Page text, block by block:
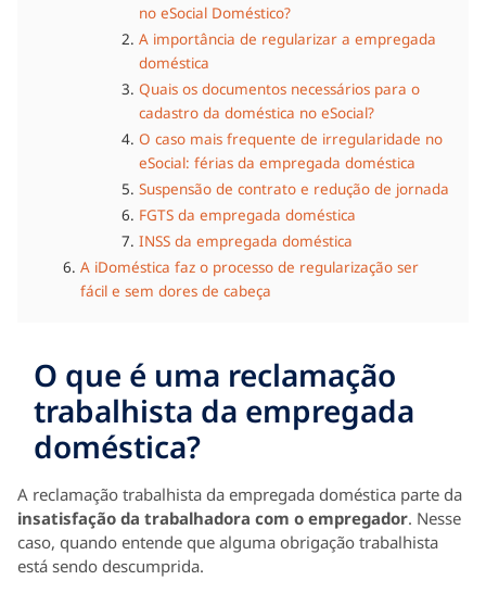
no eSocial Doméstico?
A importância de regularizar a empregada
doméstica
Quais os documentos necessários para o
cadastro da doméstica no eSocial?
O caso mais frequente de irregularidade no
eSocial: férias da empregada doméstica
Suspensão de contrato e redução de jornada
FGTS da empregada doméstica
INSS da empregada doméstica
A iDoméstica faz o processo de regularização ser
fácil e sem dores de cabeça
O que é uma reclamação
trabalhista da empregada
doméstica?
A reclamação trabalhista da empregada doméstica parte da
insatisfação da trabalhadora com o empregador. Nesse
caso, quando entende que alguma obrigação trabalhista
está sendo descumprida.